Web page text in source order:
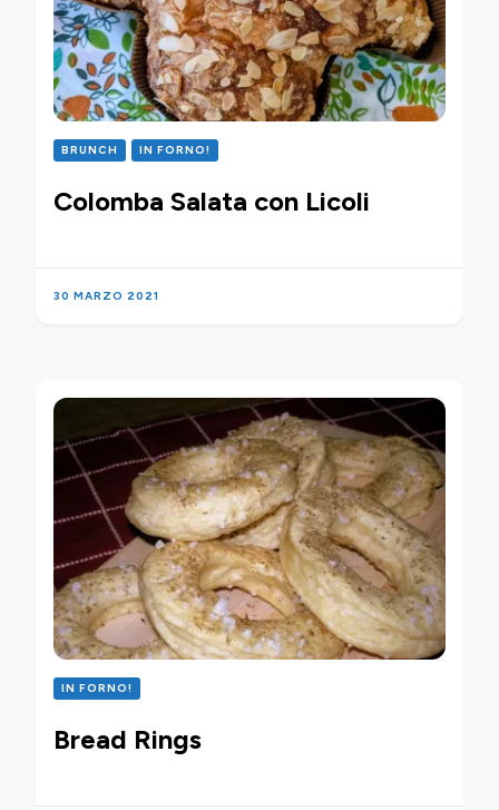
BRUNCH IN FORNO!
Colomba Salata con Licoli
30 MARZO 2021
IN FORNO!
Bread Rings